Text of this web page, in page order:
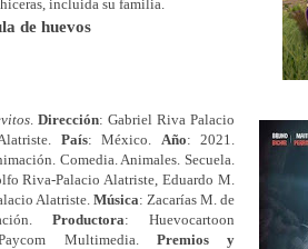
incluida su familia.
de huevos
.Dirección: Gabriel Riva Palacio
País: México. Año: 2021.
Comedia. Animales. Secuela.
Riva-Palacio Alatriste, Eduardo M.
Alatriste. Música: Zacarías M. de
Productora: Huevocartoon
Multimedia. Premios y